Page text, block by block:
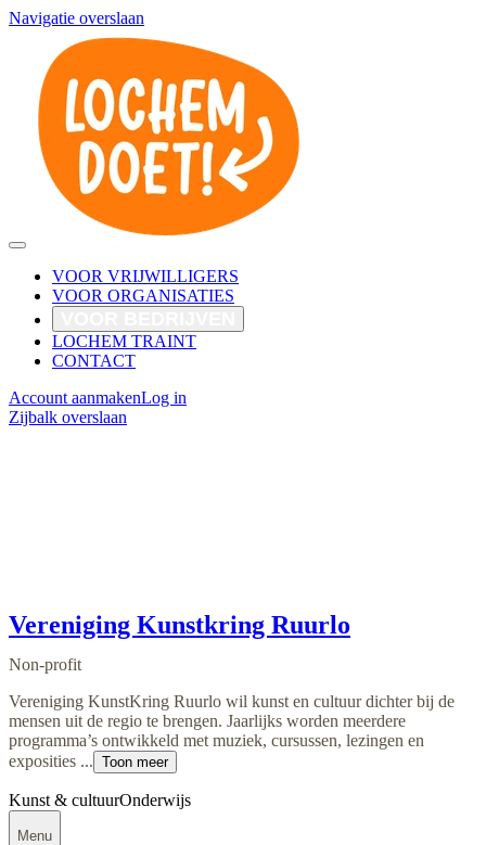
Navigatie overslaan
VOOR VRIJWILLIGERS
VOOR ORGANISATIES
LOCHEM TRAINT
CONTACT
Account aanmakenLog in
Zijbalk overslaan
Vereniging Kunstkring Ruurlo
Non-profit
Vereniging KunstKring Ruurlo wil kunst en cultuur dichter bij de
mensen uit de regio te brengen. Jaarlijks worden meerdere
programma’s ontwikkeld met muziek, cursussen, lezingen en
exposities ... Toon meer
Kunst & cultuurOnderwijs
Menu